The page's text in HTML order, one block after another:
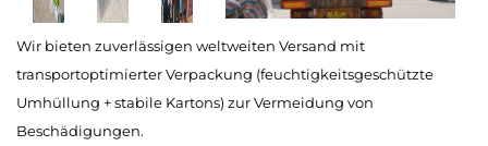
Wir bieten zuverlässigen weltweiten Versand mit
transportoptimierter Verpackung (feuchtigkeitsgeschützte
Umhüllung + stabile Kartons) zur Vermeidung von
Beschädigungen.